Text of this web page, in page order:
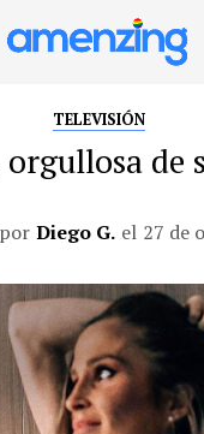
TELEVISIÓN
orgullosa de
Diego G. el 27 de